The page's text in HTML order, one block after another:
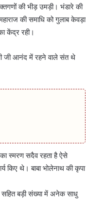
की भीड़ उमड़ी। भंडारे की
की समाधि को गुलाब केवड़ा
केंद्र रही।
जी आनंद में रहने वाले संत थे
स्मरण सदैव रहता है ऐसे
किए थे। बाबा भोलेनाथ की कृपा
सहित बड़ी संख्या में अनेक साधु